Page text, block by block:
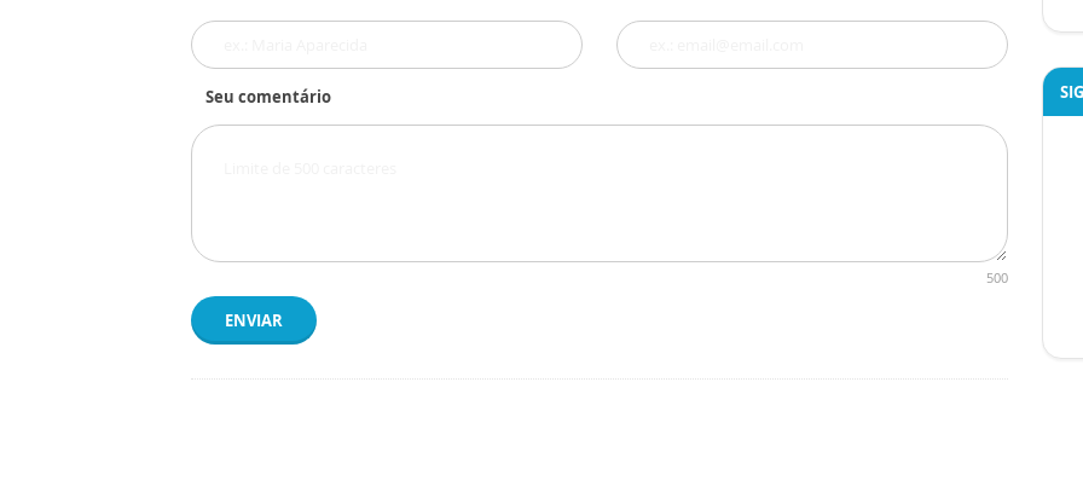
Seu comentário
500
ENVIAR